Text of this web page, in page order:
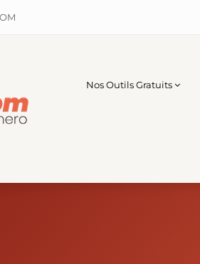
Nos Outils Gratuits